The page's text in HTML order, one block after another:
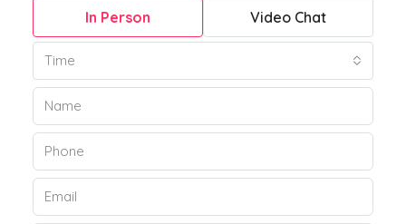
In Person Video Chat
Time